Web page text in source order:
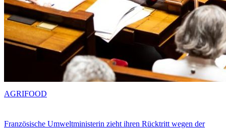
Französische Umweltministerin zieht ihren Rücktritt wegen der
AGRIFOOD